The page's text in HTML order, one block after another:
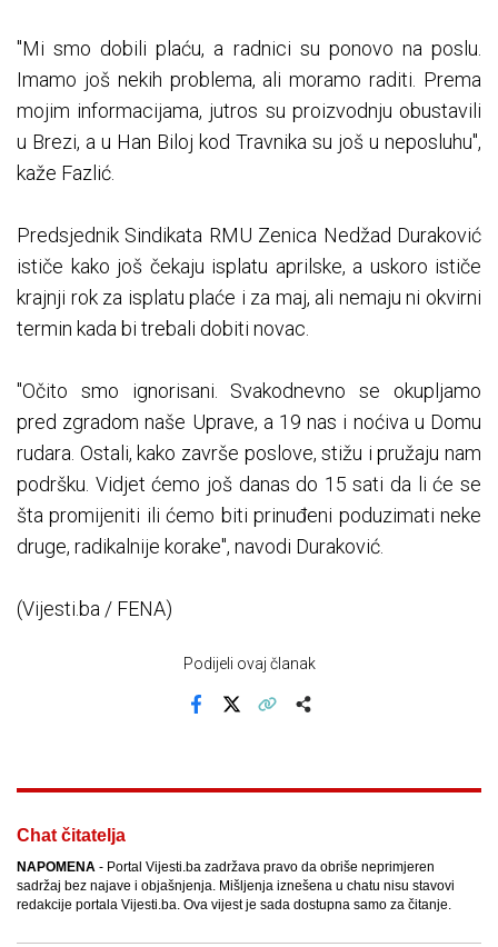
"Mi smo dobili plaću, a radnici su ponovo na poslu.
Imamo još nekih problema, ali moramo raditi. Prema
mojim informacijama, jutros su proizvodnju obustavili
u Brezi, a u Han Biloj kod Travnika su još u neposluhu",
kaže Fazlić.
Predsjednik Sindikata RMU Zenica Nedžad Duraković
ističe kako još čekaju isplatu aprilske, a uskoro ističe
krajnji rok za isplatu plaće i za maj, ali nemaju ni okvirni
termin kada bi trebali dobiti novac.
"Očito smo ignorisani. Svakodnevno se okupljamo
pred zgradom naše Uprave, a 19 nas i noćiva u Domu
rudara. Ostali, kako završe poslove, stižu i pružaju nam
podršku. Vidjet ćemo još danas do 15 sati da li će se
šta promijeniti ili ćemo biti prinuđeni poduzimati neke
druge, radikalnije korake", navodi Duraković.
(Vijesti.ba / FENA)
Podijeli ovaj članak
Chat čitatelja
NAPOMENA - Portal Vijesti.ba zadržava pravo da obriše neprimjeren
sadržaj bez najave i objašnjenja. Mišljenja iznešena u chatu nisu stavovi
redakcije portala Vijesti.ba. Ova vijest je sada dostupna samo za čitanje.